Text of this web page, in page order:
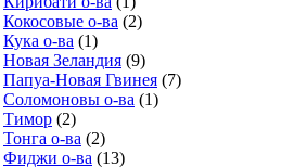
Кокосовые о-ва (2)
Кука о-ва (1)
Новая Зеландия (9)
Папуа-Новая Гвинея (7)
Соломоновы о-ва (1)
Тимор (2)
Тонга о-ва (2)
Фиджи о-ва (13)